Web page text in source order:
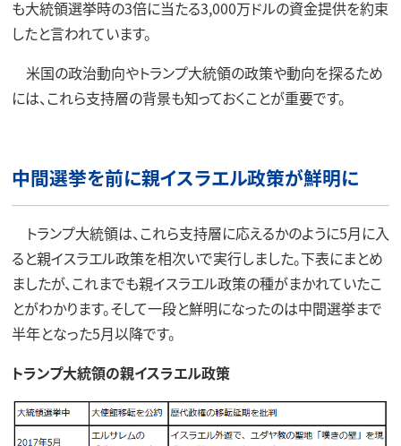
も大統領選挙時の3倍に当たる3,000万ドルの資金提供を約束
したと言われています。
米国の政治動向やトランプ大統領の政策や動向を探るため
には、これら支持層の背景も知っておくことが重要です。
中間選挙を前に親イスラエル政策が鮮明に
トランプ大統領は、これら支持層に応えるかのように5月に入
ると親イスラエル政策を相次いで実行しました。下表にまとめ
ましたが、これまでも親イスラエル政策の種がまかれていたこ
とがわかります。そして一段と鮮明になったのは中間選挙まで
半年となった5月以降です。
トランプ大統領の親イスラエル政策